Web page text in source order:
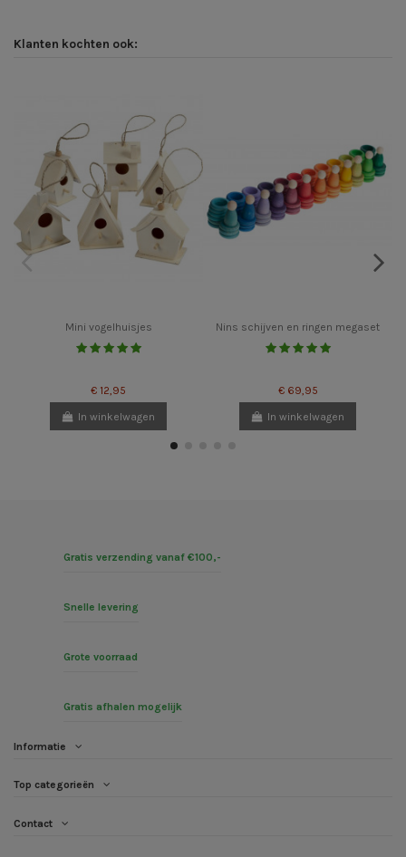
Klanten kochten ook:
Mini vogelhuisjes
€ 12,95
In winkelwagen
Nins schijven en ringen megaset
€ 69,95
In winkelwagen
Gratis verzending vanaf €100,-
Snelle levering
Grote voorraad
Gratis afhalen mogelijk
Informatie
Top categorieën
Contact